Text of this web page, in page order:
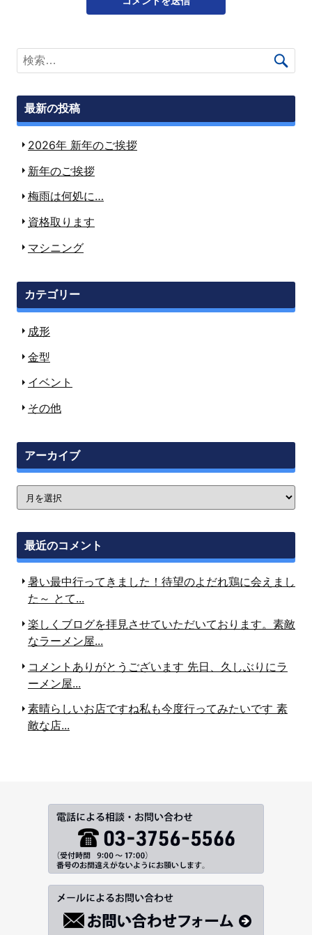
最新の投稿
2026年 新年のご挨拶
新年のご挨拶
梅雨は何処に…
資格取ります
マシニング
カテゴリー
成形
金型
イベント
その他
アーカイブ
最近のコメント
暑い最中行ってきました！待望のよだれ鶏に会えまし
た～ とて...
楽しくブログを拝見させていただいております。素敵
なラーメン屋...
コメントありがとうございます 先日、久しぶりにラ
ーメン屋...
素晴らしいお店ですね私も今度行ってみたいです 素
敵な店...